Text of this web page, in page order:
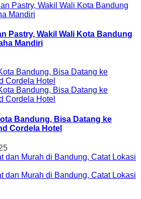
Pastry, Wakil Wali Kota Bandung
Mandiri
Bandung, Bisa Datang ke
Cordela Hotel